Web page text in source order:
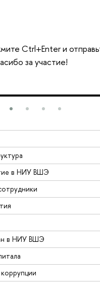
Ctrl+Enter и
за участие!
в НИУ ВШЭ
в НИУ ВШЭ